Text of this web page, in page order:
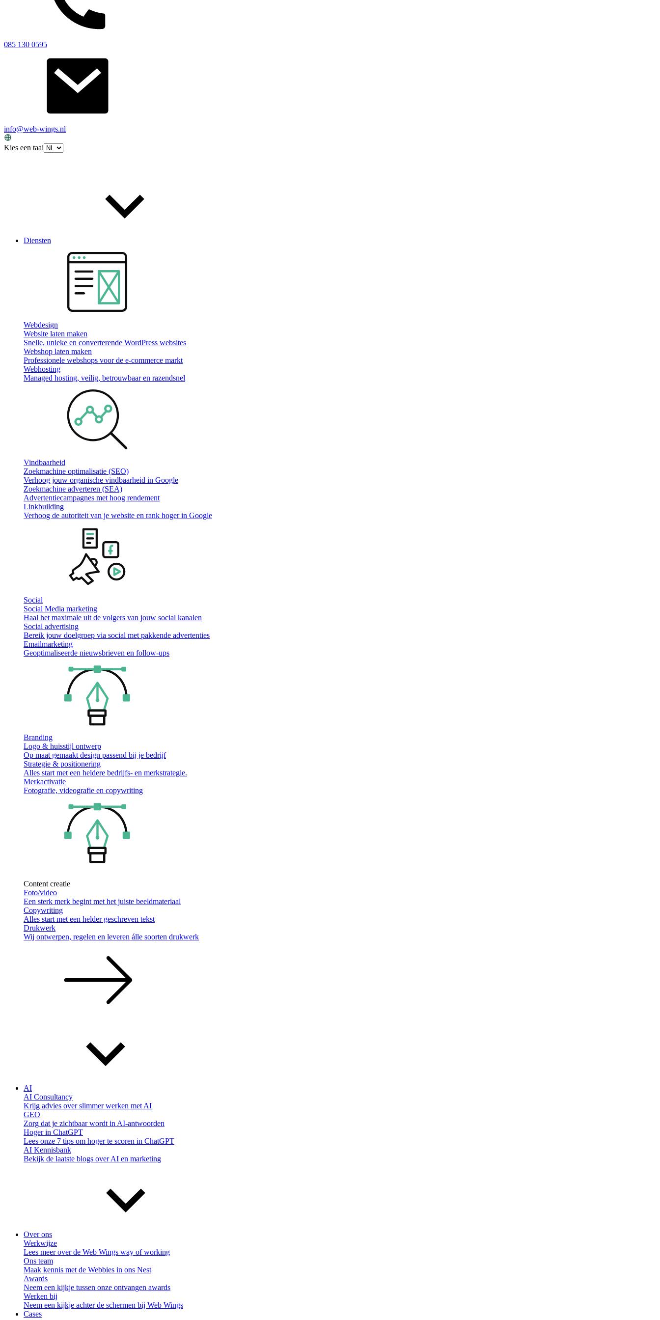
085 130 0595
info@web-wings.nl
Kies een taal
Diensten
Webdesign
Website laten maken
Snelle, unieke en converterende WordPress websites
Webshop laten maken
Professionele webshops voor de e-commerce markt
Webhosting
Managed hosting, veilig, betrouwbaar en razendsnel
Vindbaarheid
Zoekmachine optimalisatie (SEO)
Verhoog jouw organische vindbaarheid in Google
Zoekmachine adverteren (SEA)
Advertentiecampagnes met hoog rendement
Linkbuilding
Verhoog de autoriteit van je website en rank hoger in Google
Social
Social Media marketing
Haal het maximale uit de volgers van jouw social kanalen
Social advertising
Bereik jouw doelgroep via social met pakkende advertenties
Emailmarketing
Geoptimaliseerde nieuwsbrieven en follow-ups
Branding
Logo & huisstijl ontwerp
Op maat gemaakt design passend bij je bedrijf
Strategie & positionering
Alles start met een heldere bedrijfs- en merkstrategie.
Merkactivatie
Fotografie, videografie en copywriting
Content creatie
Foto/video
Een sterk merk begint met het juiste beeldmateriaal
Copywriting
Alles start met een helder geschreven tekst
Drukwerk
Wij ontwerpen, regelen en leveren álle soorten drukwerk
AI
AI Consultancy
Krijg advies over slimmer werken met AI
GEO
Zorg dat je zichtbaar wordt in AI-antwoorden
Hoger in ChatGPT
Lees onze 7 tips om hoger te scoren in ChatGPT
AI Kennisbank
Bekijk de laatste blogs over AI en marketing
Over ons
Werkwijze
Lees meer over de Web Wings way of working
Ons team
Maak kennis met de Webbies in ons Nest
Awards
Neem een kijkje tussen onze ontvangen awards
Werken bij
Neem een kijkje achter de schermen bij Web Wings
Cases